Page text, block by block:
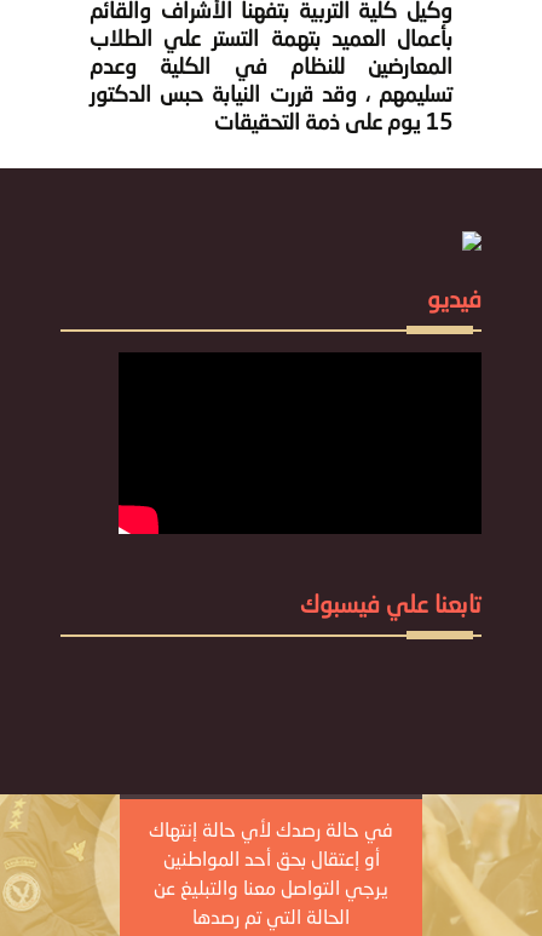
وكيل كلية التربية بتفهنا الأشراف والقائم
بأعمال العميد بتهمة التستر علي الطلاب
المعارضين للنظام في الكلية وعدم
تسليمهم ، وقد قررت النيابة حبس الدكتور
15 يوم على ذمة التحقيقات
فيديو
تابعنا علي فيسبوك
في حالة رصدك لأي حالة إنتهاك
أو إعتقال بحق أحد المواطنين
يرجي التواصل معنا والتبليغ عن
الحالة التي تم رصدها